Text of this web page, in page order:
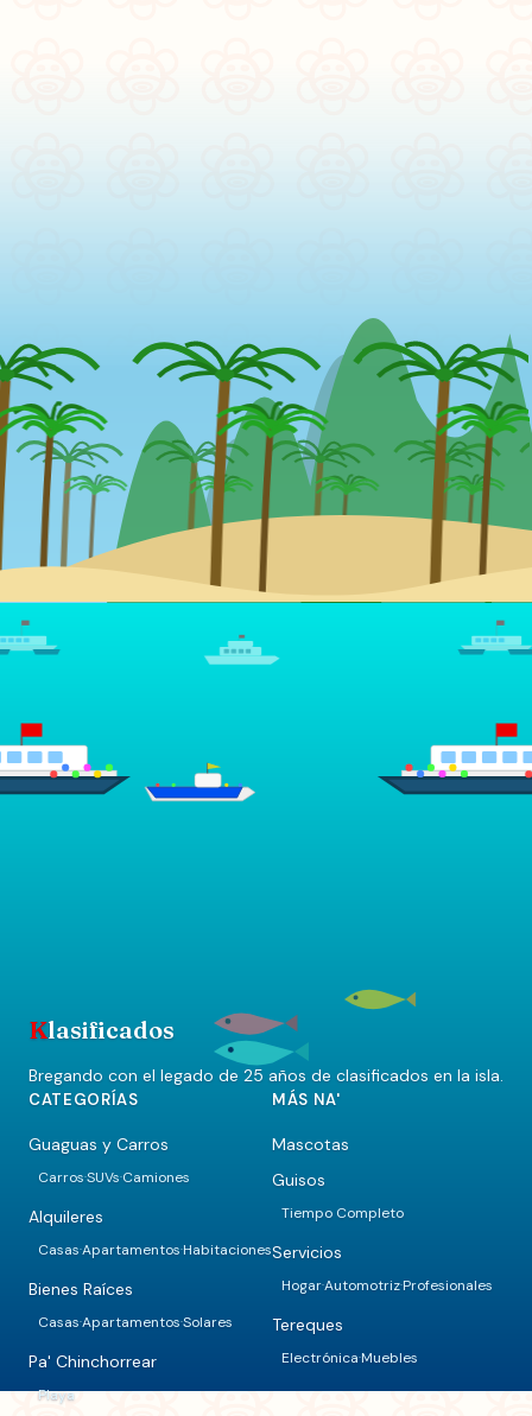
Klasificados
Bregando con el legado de 25 años de clasificados en la isla.
CATEGORÍAS
Guaguas y Carros
Carros·SUVs·Camiones
Alquileres
Casas·Apartamentos·Habitaciones
Bienes Raíces
Casas·Apartamentos·Solares
Pa' Chinchorrear
Playa
MÁS NA'
Mascotas
Guisos
Tiempo Completo
Servicios
Hogar·Automotriz·Profesionales
Tereques
Electrónica·Muebles